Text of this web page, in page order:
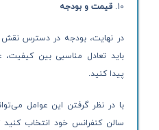
قیمت و بودجه
در نهایت، بودجه در دسترس
باید تعادل مناسبی بین
پیدا کنید.
با در نظر گرفتن این عوامل
سالن کنفرانس خود انتخاب کنید